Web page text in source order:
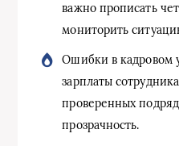
важно прописать
мониторить
Ошибки в кадровом
зарплаты
проверенных
прозрачность.